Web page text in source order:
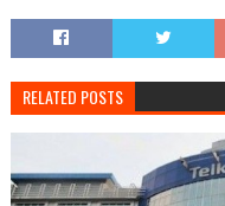
RELATED POSTS